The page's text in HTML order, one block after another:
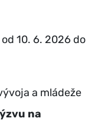
10. 6. 2026 do
a mládeže
na